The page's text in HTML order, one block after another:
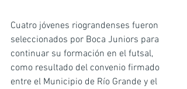
Cuatro jóvenes riograndenses fueron
seleccionados por Boca Juniors para
continuar su formación en el futsal,
como resultado del convenio firmado
entre el Municipio de Río Grande y el